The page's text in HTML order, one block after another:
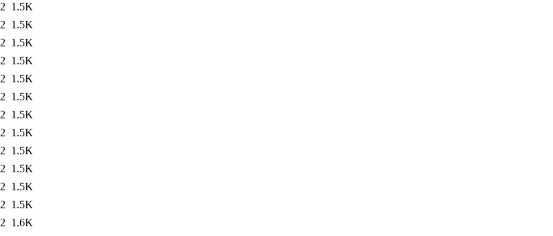
1.5K
1.5K
1.5K
1.5K
1.5K
1.5K
1.5K
1.5K
1.5K
1.5K
1.5K
1.5K
1.6K